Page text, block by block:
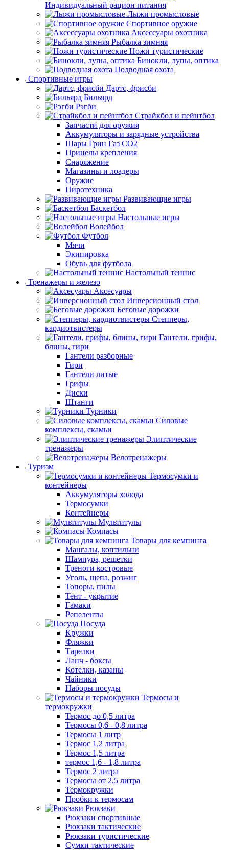
Индивидуальный рацион питания
Лыжи промысловые
Спортивное оружие
Аксессуары охотника
Рыбалка зимняя
Ножи туристические
Бинокли, лупы, оптика
Подводная охота
Спортивные игры
Дартс, фрисби
Бильярд
Рэгби
Страйкбол и пейнтбол
Запчасти для оружия
Аккумуляторы и зарядные устройства
Шары Грин Газ СО2
Прицелы крепления
Снаряжение
Магазины и лоадеры
Оружие
Пиротехника
Развивающие игры
Баскетбол
Настольные игры
Волейбол
Футбол
Мячи
Экипировка
Обувь для футбола
Настольный теннис
Тренажеры и железо
Аксесуары
Инверсионный стол
Беговые дорожки
Степперы,
кардиотвистеры
Гантели, грифы,
блины, гири
Гантели разборные
Гири
Гантели литые
Грифы
Диски
Штанги
Турники
Силовые
комплексы, скамьи
Элиптические
тренажеры
Велотренажеры
Туризм
Термосумки и
контейнеры
Аккумуляторы холода
Термосумки
Контейнеры
Мультитулы
Компасы
Товары для кемпинга
Мангалы, коптильни
Шампура, решетки
Треноги костровые
Уголь, щепа, розжиг
Топоры, пилы
Тент - укрытие
Гамаки
Репеленты
Посуда
Кружки
Фляжки
Тарелки
Ланч - боксы
Котелки, казаны
Чайники
Наборы посуды
Термосы и
термокружки
Термос до 0,5 литра
Термосы 0,6 - 0,8 литра
Термосы 1 литр
Термос 1,2 литра
Термос 1,5 литра
термос 1,6 - 1,8 литра
Термос 2 литра
Термосы от 2,5 литра
Термокружки
Пробки к термосам
Рюкзаки
Рюкзаки спортивные
Рюкзаки тактические
Рюкзаки туристические
Сумки тактические